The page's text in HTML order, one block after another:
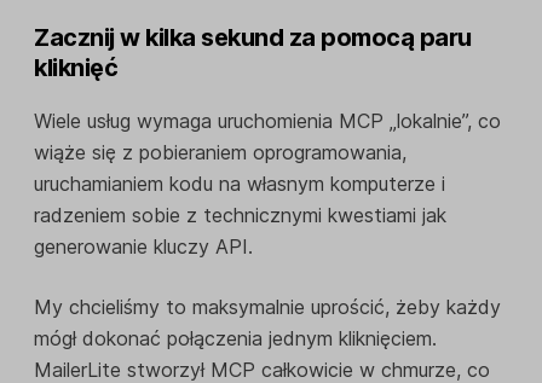
Zacznij w kilka sekund za pomocą paru
kliknięć
Wiele usług wymaga uruchomienia MCP „lokalnie”, co
wiąże się z pobieraniem oprogramowania,
uruchamianiem kodu na własnym komputerze i
radzeniem sobie z technicznymi kwestiami jak
generowanie kluczy API.
My chcieliśmy to maksymalnie uprościć, żeby każdy
mógł dokonać połączenia jednym kliknięciem.
MailerLite stworzył MCP całkowicie w chmurze, co